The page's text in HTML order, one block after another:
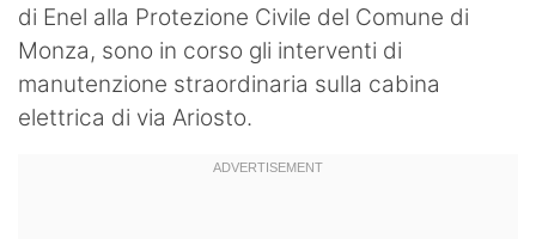
di Enel alla Protezione Civile del Comune di
Monza, sono in corso gli interventi di
manutenzione straordinaria sulla cabina
elettrica di via Ariosto.